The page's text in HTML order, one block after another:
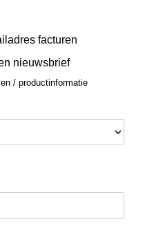
facturen
nieuwsbrief
/ productinformatie